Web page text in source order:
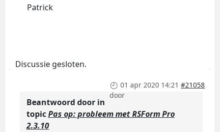
Patrick
Discussie gesloten.
01 apr 2020 14:21 #21058
door
Beantwoord door in
topicPas op: probleem met RSForm Pro
2.3.10